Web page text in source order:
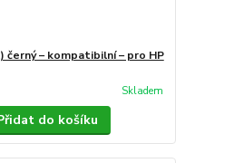
černý – kompatibilní – pro HP
Skladem
do košíku